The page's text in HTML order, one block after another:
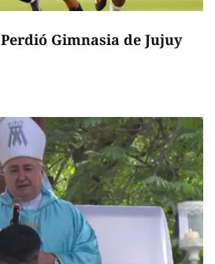
Perdió Gimnasia de Jujuy